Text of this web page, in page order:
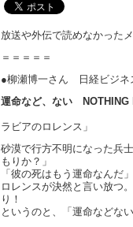
放送や外伝で読めなかった
＝＝＝＝＝
●柳瀬博一さん 日経ビジネ
運命など、ない NOTHING
ラビアのロレンス」
砂漠で行方不明になった兵
もりか？」
「彼の死はもう運命なんだ
ロレンスが決然と言い放つ
り！
というのと、「運命などな